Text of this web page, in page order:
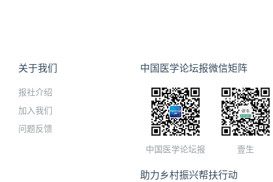
关于我们
报社介绍
加入我们
问题反馈
中国医学论坛报微信矩阵
中国医学论坛报 壹生
助力乡村振兴帮扶行动